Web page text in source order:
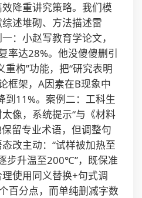
降重讲究策略。我们模
述堆砌、方法描述雷
：小赵写教育学论文，
率达28%。他没傻傻删引
重构”功能，把“研究表明
框架，A因素在B现象中
到11%。案例二：工科生
像，系统提示“与《材料
留专业术语，但调整句
改主动：“试样被加热至
步升温至200℃”，既保准
使用同义替换+句式调
百分点，而单纯删减字数